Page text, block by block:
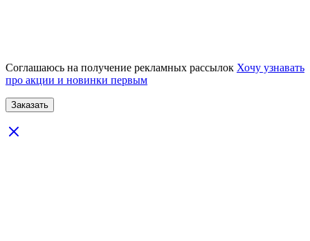
Соглашаюсь на получение рекламных рассылок Хочу узнавать
про акции и новинки первым